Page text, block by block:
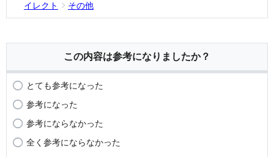
イレクト
その他
この内容は参考になりましたか？
とても参考になった
参考になった
参考にならなかった
全く参考にならなかった